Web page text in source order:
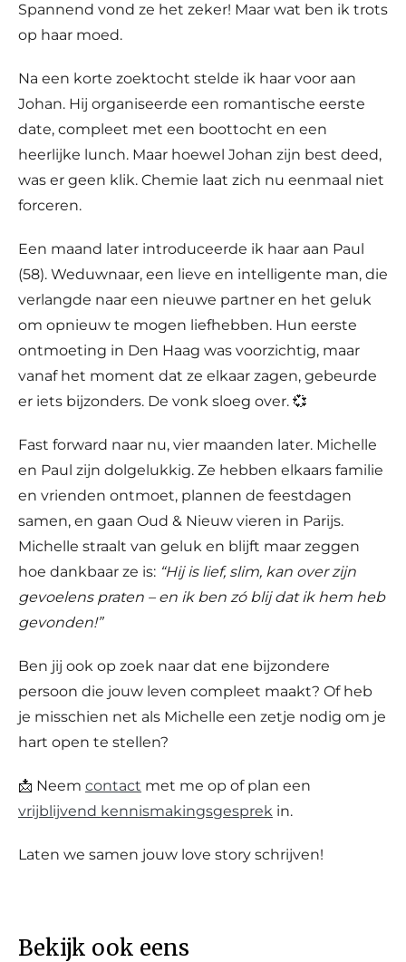
Spannend vond ze het zeker! Maar wat ben ik trots
op haar moed.
Na een korte zoektocht stelde ik haar voor aan
Johan. Hij organiseerde een romantische eerste
date, compleet met een boottocht en een
heerlijke lunch. Maar hoewel Johan zijn best deed,
was er geen klik. Chemie laat zich nu eenmaal niet
forceren.
Een maand later introduceerde ik haar aan Paul
(58). Weduwnaar, een lieve en intelligente man, die
verlangde naar een nieuwe partner en het geluk
om opnieuw te mogen liefhebben. Hun eerste
ontmoeting in Den Haag was voorzichtig, maar
vanaf het moment dat ze elkaar zagen, gebeurde
er iets bijzonders. De vonk sloeg over. 💞
Fast forward naar nu, vier maanden later. Michelle
en Paul zijn dolgelukkig. Ze hebben elkaars familie
en vrienden ontmoet, plannen de feestdagen
samen, en gaan Oud & Nieuw vieren in Parijs.
Michelle straalt van geluk en blijft maar zeggen
hoe dankbaar ze is: “Hij is lief, slim, kan over zijn
gevoelens praten – en ik ben zó blij dat ik hem heb
gevonden!”
Ben jij ook op zoek naar dat ene bijzondere
persoon die jouw leven compleet maakt? Of heb
je misschien net als Michelle een zetje nodig om je
hart open te stellen?
📩 Neem contact met me op of plan een
vrijblijvend kennismakingsgesprek in.
Laten we samen jouw love story schrijven!
Bekijk ook eens